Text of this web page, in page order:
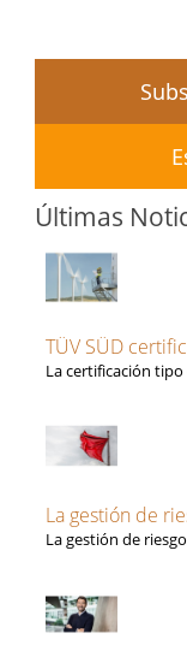
Últimas
TÜV SÜD
La certificación
La gestión de
La gestión de